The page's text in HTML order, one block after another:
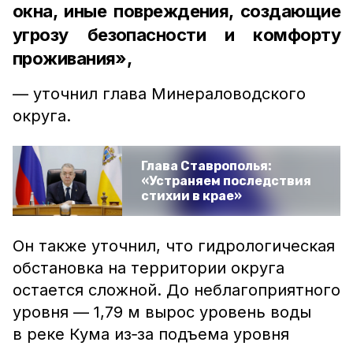
окна, иные повреждения, создающие
угрозу безопасности и комфорту
проживания»,
— уточнил глава Минераловодского
округа.
Глава Ставрополья:
«Устраняем последствия
стихии в крае»
Он также уточнил, что гидрологическая
обстановка на территории округа
остается сложной. До неблагоприятного
уровня — 1,79 м вырос уровень воды
в реке Кума из‑за подъема уровня